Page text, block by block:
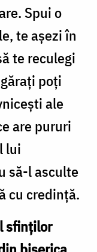
Spui o
te aşezi în
te reculegi
poţi
ale
are pururi
lui
să-l asculte
cu credință.
sfinților